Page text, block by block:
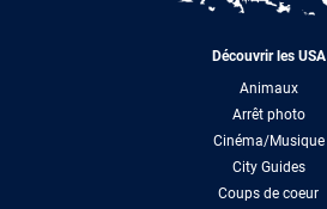
Découvrir les USA
Animaux
Arrêt photo
Cinéma/Musique
City Guides
Coups de coeur